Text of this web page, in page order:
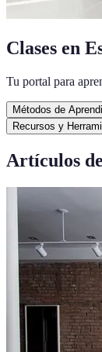
Clases en
Tu portal para
Métodos de
Recursos y
Artículos